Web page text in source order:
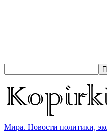
Мира. Новости политики,